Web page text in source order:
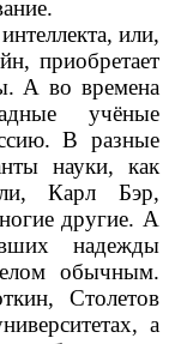
или,
приобретает
А во времена
учёные
В разные
науки, как
Карл Бэр,
другие. А
надежды
обычным.
Столетов
а